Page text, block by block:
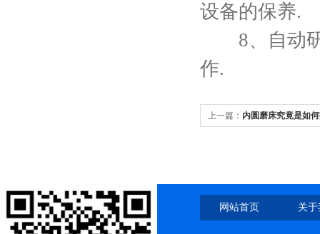
设备的保养.
8、自动研
作.
上一篇： 内圆磨床究竟是如
网站首页 关